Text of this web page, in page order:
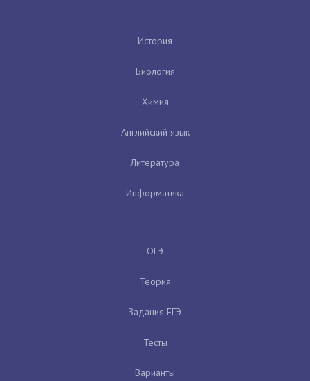
История
Биология
Химия
Английский язык
Литература
Информатика
ОГЭ
Теория
Задания ЕГЭ
Тесты
Варианты